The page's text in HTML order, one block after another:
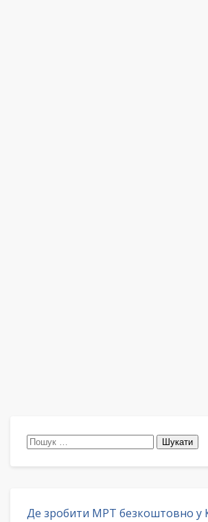
Пошук:
Де зробити МРТ безкоштовно у